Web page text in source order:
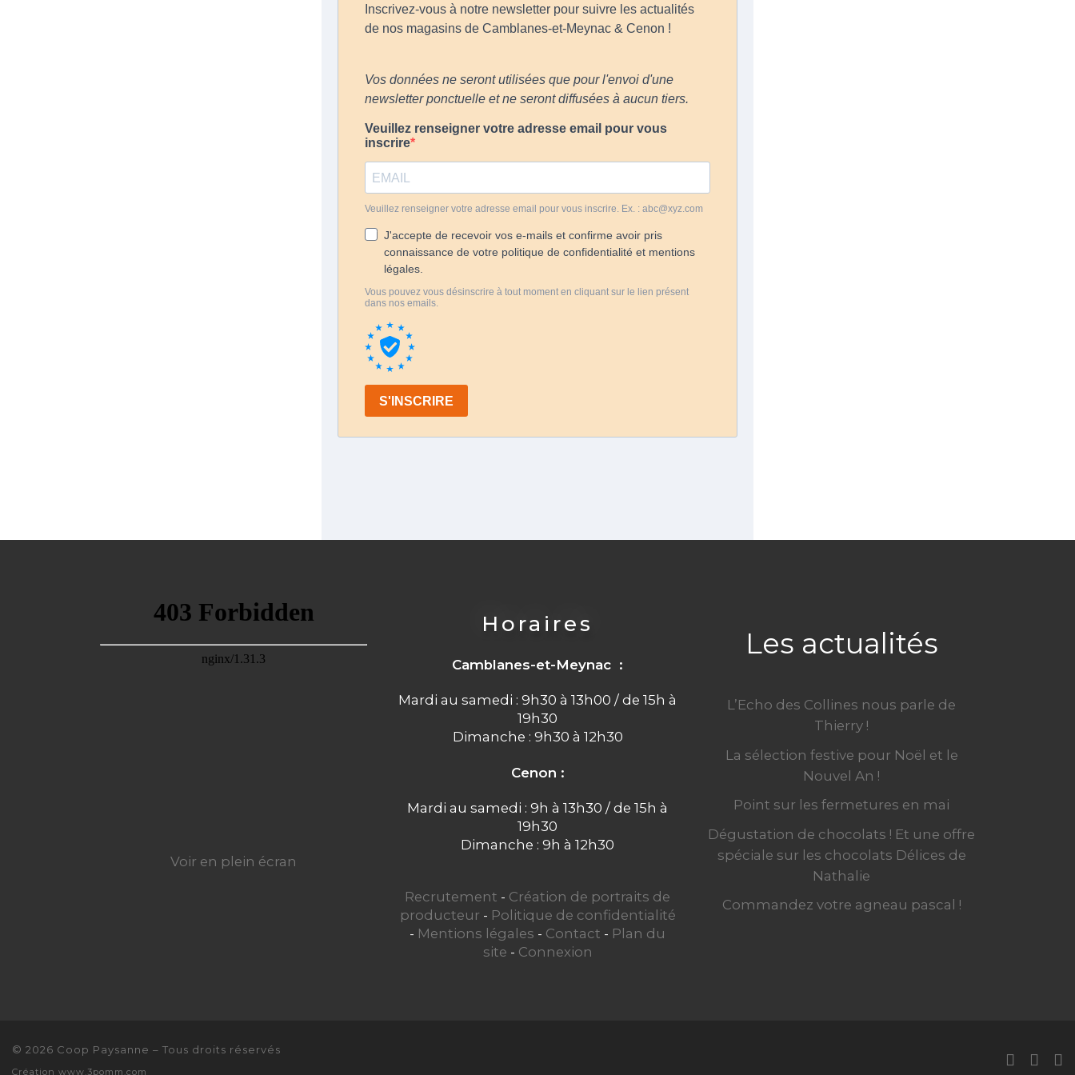
Voir en plein écran
Horaires
Camblanes-et-Meynac :
Mardi au samedi : 9h30 à 13h00 / de 15h à
19h30
Dimanche : 9h30 à 12h30
Cenon :
Mardi au samedi : 9h à 13h30 / de 15h à
19h30
Dimanche : 9h à 12h30
Recrutement - Création de portraits de
producteur - Politique de confidentialité
- Mentions légales - Contact - Plan du
site - Connexion
Les actualités
L’Echo des Collines nous parle de
Thierry !
La sélection festive pour Noël et le
Nouvel An !
Point sur les fermetures en mai
Dégustation de chocolats ! Et une offre
spéciale sur les chocolats Délices de
Nathalie
Commandez votre agneau pascal !
© 2026 Coop Paysanne – Tous droits réservés
Création www.3pomm.com